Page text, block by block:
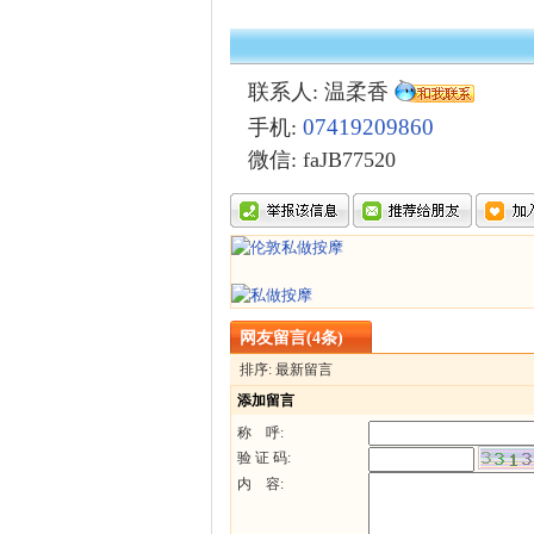
联系人: 温柔香
手机: 07419209860
微信: faJB77520
网友留言(4条)
排序: 最新留言
添加留言
称 呼:
验 证 码:
内 容: